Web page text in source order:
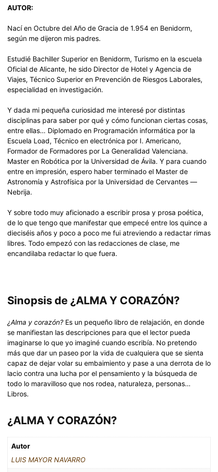
AUTOR:
Nací en Octubre del Año de Gracia de 1.954 en Benidorm,
según me dijeron mis padres.
Estudié Bachiller Superior en Benidorm, Turismo en la escuela
Oficial de Alicante, he sido Director de Hotel y Agencia de
Viajes, Técnico Superior en Prevención de Riesgos Laborales,
especialidad en investigación.
Y dada mi pequeña curiosidad me interesé por distintas
disciplinas para saber por qué y cómo funcionan ciertas cosas,
entre ellas… Diplomado en Programación informática por la
Escuela Load, Técnico en electrónica por I. Americano,
Formador de Formadores por La Generalidad Valenciana.
Master en Robótica por la Universidad de Ávila. Y para cuando
entre en impresión, espero haber terminado el Master de
Astronomía y Astrofísica por la Universidad de Cervantes —
Nebrija.
Y sobre todo muy aficionado a escribir prosa y prosa poética,
de lo que tengo que manifestar que empecé entre los quince a
dieciséis años y poco a poco me fui atreviendo a redactar rimas
libres. Todo empezó con las redacciones de clase, me
encandilaba redactar lo que fuera.
Sinopsis de ¿ALMA Y CORAZÓN?
¿Alma y corazón? Es un pequeño libro de relajación, en donde
se manifiestan las descripciones para que el lector pueda
imaginarse lo que yo imaginé cuando escribía. No pretendo
más que dar un paseo por la vida de cualquiera que se sienta
capaz de dejar volar su embaimiento y pase a una derrota de lo
lacio contra una lucha por el pensamiento y la búsqueda de
todo lo maravilloso que nos rodea, naturaleza, personas…
Libros.
¿ALMA Y CORAZÓN?
Autor
LUIS MAYOR NAVARRO